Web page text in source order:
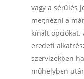
vagy a sérülés
megnézni a
kínált opciókat.
eredeti
szervizekben
műhelyben